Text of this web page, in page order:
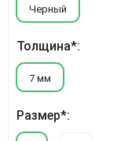
Черный
Толщина*:
7 мм
Размер*: